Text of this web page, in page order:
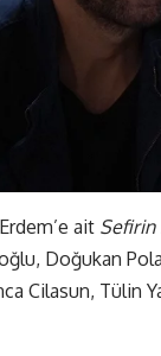
ait Sefirin
Doğukan
Cilasun, Tülin